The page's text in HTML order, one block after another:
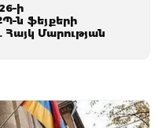
ֆեյքերի
Մարության